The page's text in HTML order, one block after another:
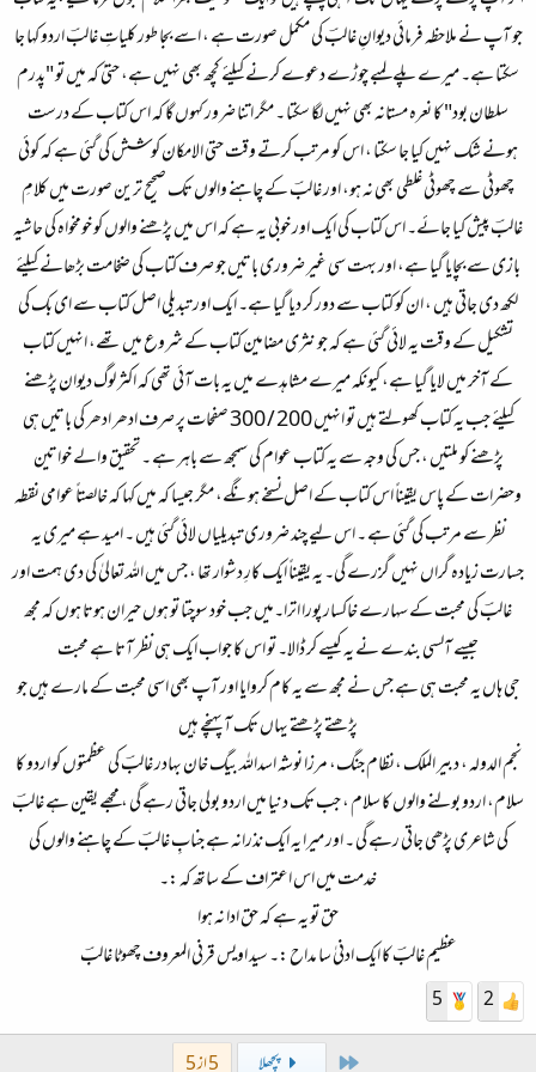
جو آپ نے ملاحظہ فرمائی دیوانِ غالبؔ کی مکمل صورت ہے ، اسے بجا طور کلیاتِ غالبؔ اردو کہا جا
سکتا ہے۔ میرے پلے لمبے چوڑے دعوے کرنے کیلئے کچھ بھی نہیں ہے، حتیٰ کہ میں تو "پدرم
سلطان بود" کا نعرہ مستانہ بھی نہیں لگا سکتا ۔ مگر اتنا ضرور کہوں گا کہ اس کتاب کے درست
ہونے شک نہیں کیا جا سکتا ، اس کو مرتب کرتے وقت حتی الامکان کوشش کی گئی ہے کہ کوئی
چھوٹی سے چھوٹی غلطی بھی نہ ہو، اور غالبؔ کے چاہنے والوں تک صحیح ترین صورت میں کلامِ
غالبؔ پیش کیا جائے۔ اس کتاب کی ایک اور خوبی یہ ہے کہ اس میں پڑھنے والوں کو خومخواہ کی حاشیہ
بازی سے بچایا گیا ہے، اور بہت سی غیر ضروری باتیں جو صرف کتاب کی ضخامت بڑھانے کیلئے
لکھ دی جاتی ہیں ، ان کو کتاب سے دور کر دیا گیا ہے۔ ایک اور تبدیلی اصل کتاب سے ای بک کی
تشکیل کے وقت یہ لائی گئی ہے کہ جو نثری مضامین کتاب کے شروع میں تھے، انہیں کتاب
کے آخر میں لایا گیا ہے، کیونکہ میرے مشاہدے میں یہ بات آئی تھی کہ اکثر لوگ دیوان پڑھنے
کیلئے جب یہ کتاب کھولتے ہیں تو انہیں 200 / 300 صفحات پر صرف ادھر ادھر کی باتیں ہی
پڑھنے کو ملتیں ، جس کی وجہ سے یہ کتاب عوام کی سمجھ سے باہر ہے ۔ تحقیق والے خواتین
وحضرات کے پاس یقیناً اس کتاب کے اصل نسخے ہونگے، مگر جیسا کہ میں کہا کہ خالصتاً عوامی نقطہ
نظر سے مرتب کی گئی ہے ۔ اس لیے چند ضروری تبدیلیاں لائی گئی ہیں ۔ امید ہے میری یہ
جسارت زیادہ گراں نہیں گزرے گی۔ یہ یقیناً ایک کارِ دشوار تھا ، جس میں اللہ تعالیٰ کی دی ہمت اور
غالبؔ کی محبت کے سہارے خاکسار پورا اترا۔میں جب خود سوچتا تو ہوں حیران ہوتا ہوں کہ مجھ
جیسے آلسی بندے نے یہ کیسے کر ڈالا۔ تو اس کا جواب ایک ہی نظر آتا ہے محبت
جی ہاں یہ محبت ہی ہے جس نے مجھ سے یہ کام کروایا اور آپ بھی اسی محبت کے مارے ہیں جو
پڑھتے پڑھتے یہاں تک آ پہنچے ہیں
نجم الدولہ ، دبیر الملک ،نظام جنگ، مرزا نوشہ اسداللہ بیگ خان بہادر غالبؔ کی عظمتوں کو اردو کا
سلام، اردو بولنے والوں کا سلام ، جب تک دنیا میں اردو بولی جاتی رہے گی ، مجھے یقین ہے غالبؔ
کی شاعری پڑھی جاتی رہے گی ۔ اور میرا یہ ایک نذرانہ ہے جنابِ غالبؔ کے چاہنے والوں کی
خدمت میں اس اعتراف کے ساتھ کہ :۔
حق تو یہ ہے کہ حق ادا نہ ہوا
عظیم غالبؔ کا ایک ادنیٰ سا مداح :۔ سید اویس قرنی المعروف چھوٹا غالبؔ​
2
5
First
پچھلا 5 از 5